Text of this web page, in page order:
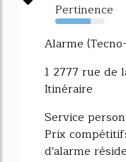
Pertinence
71%
Alarme
1 2777 rue de
Itinéraire
Service
Prix
d'alarme